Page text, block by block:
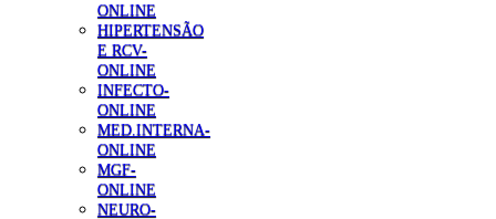
ONLINE
HIPERTENSÃO
E RCV-
ONLINE
INFECTO-
ONLINE
MED.INTERNA-
ONLINE
MGF-
ONLINE
NEURO-